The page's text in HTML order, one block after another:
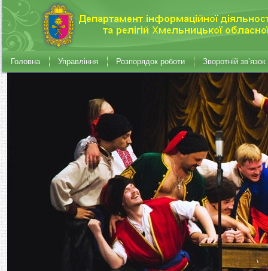
Головна Управління Розпорядок роботи Зворотній зв’язок